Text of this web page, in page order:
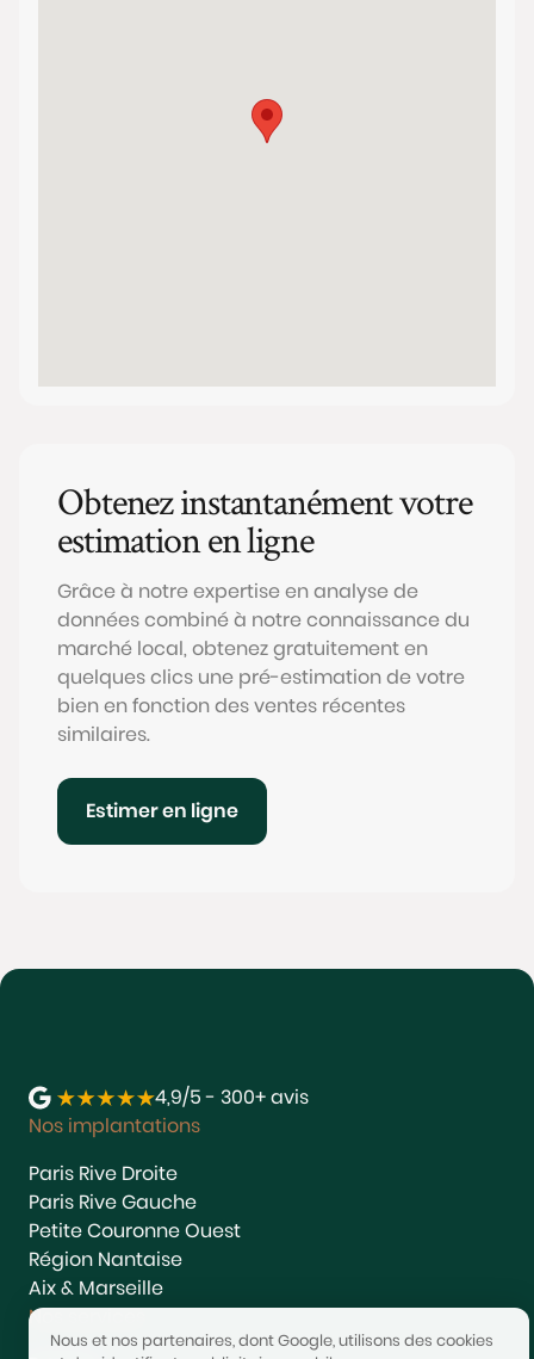
Obtenez instantanément votre
estimation en ligne
Grâce à notre expertise en analyse de
données combiné à notre connaissance du
marché local, obtenez gratuitement en
quelques clics une pré-estimation de votre
bien en fonction des ventes récentes
similaires.
Estimer en ligne
4,9/5 - 300+ avis
Nos implantations
Paris Rive Droite
Paris Rive Gauche
Petite Couronne Ouest
Région Nantaise
Aix & Marseille
Nos services
Nous et nos partenaires, dont Google, utilisons des cookies